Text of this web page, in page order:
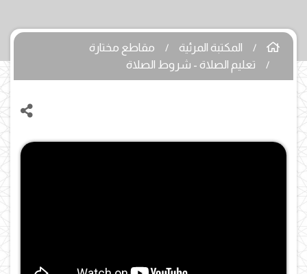
المكتبة المرئية
مقاطع مختارة
تعليم الصلاة - شروط الصلاة